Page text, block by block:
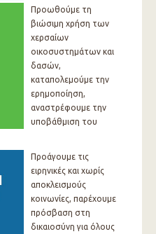
Προωθούμε τη
βιώσιμη χρήση των
χερσαίων
οικοσυστημάτων και
δασών,
καταπολεμούμε την
ερημοποίηση,
αναστρέφουμε την
υποβάθμιση του
Προάγουμε τις
ειρηνικές και χωρίς
αποκλεισμούς
κοινωνίες, παρέχουμε
πρόσβαση στη
δικαιοσύνη για όλους